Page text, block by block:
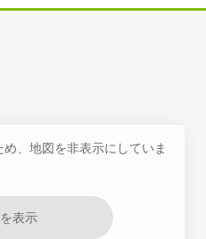
、地図を非表示にしていま
表示